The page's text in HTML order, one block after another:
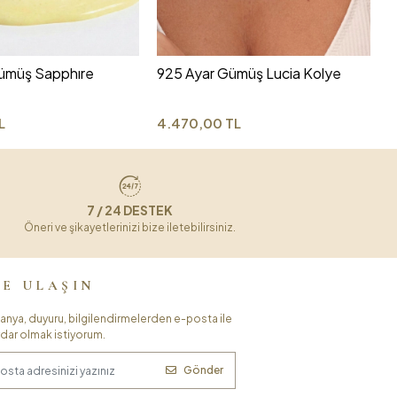
Sapphıre 925 Ayar Gümüş Lucia Kolye
4.470,00 TL
7 / 24 DESTEK
Öneri ve şikayetlerinizi bize iletebilirsiniz.
ULAŞIN
duyuru, bilgilendirmelerden e-posta ile
olmak istiyorum.
Gönder